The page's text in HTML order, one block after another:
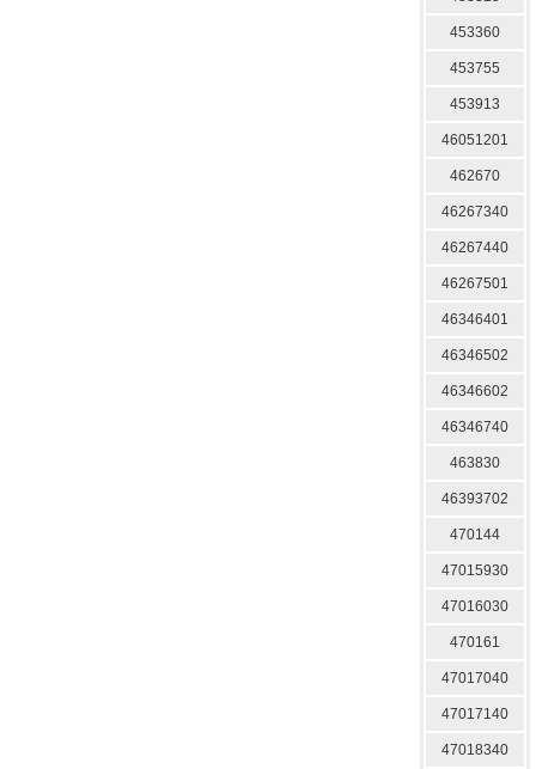
453360
453755
453913
46051201
462670
46267340
46267440
46267501
46346401
46346502
46346602
46346740
463830
46393702
470144
47015930
47016030
470161
47017040
47017140
47018340